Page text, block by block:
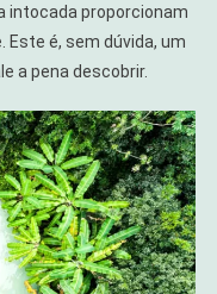
intocada proporcionam
é, sem dúvida, um
a pena descobrir.